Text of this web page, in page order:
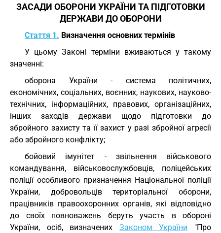
ЗАСАДИ ОБОРОНИ УКРАЇНИ ТА ПІДГОТОВКИ
ДЕРЖАВИ ДО ОБОРОНИ
Стаття 1. Визначення основних термінів
У цьому Законі терміни вживаються у такому
значенні:
оборона України - система політичних,
економічних, соціальних, воєнних, наукових, науково-
технічних, інформаційних, правових, організаційних,
інших заходів держави щодо підготовки до
збройного захисту та її захист у разі збройної агресії
або збройного конфлікту;
бойовий імунітет - звільнення військового
командування, військовослужбовців, поліцейських
поліції особливого призначення Національної поліції
України, добровольців територіальної оборони,
працівників правоохоронних органів, які відповідно
до своїх повноважень беруть участь в обороні
України, осіб, визначених Законом України "Про